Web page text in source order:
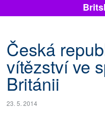
Česká
vítězství ve
Británii
23. 5. 2014